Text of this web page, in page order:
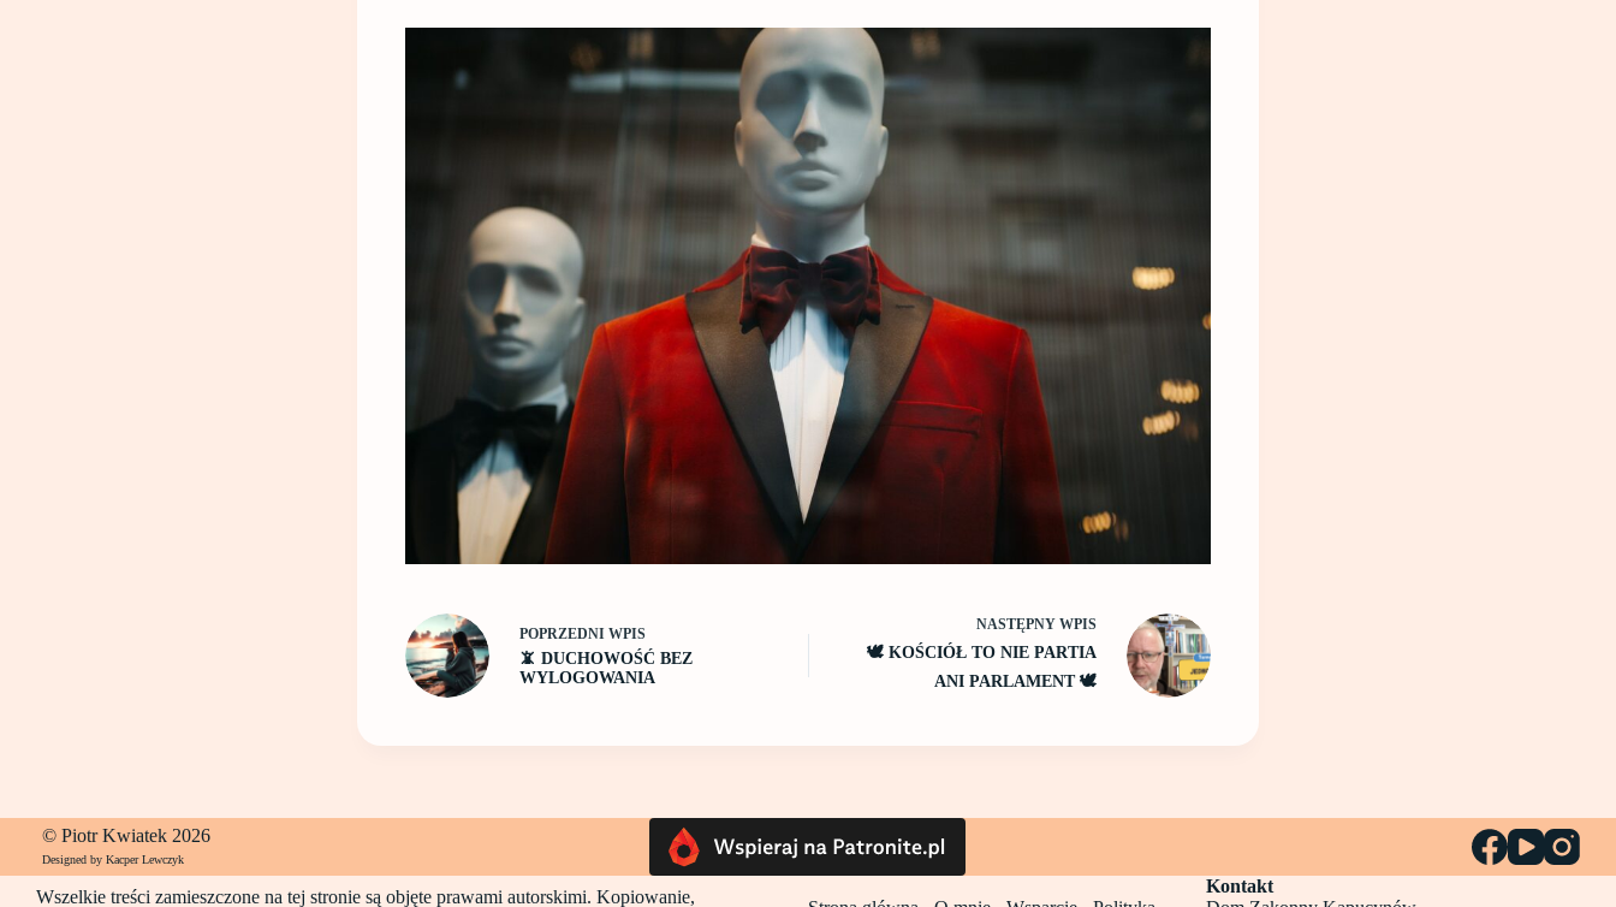
POPRZEDNI WPIS
📵 DUCHOWOŚĆ BEZ
WYLOGOWANIA
NASTĘPNY WPIS
🕊️ KOŚCIÓŁ TO NIE PARTIA
ANI PARLAMENT 🕊️
© Piotr Kwiatek 2026
Designed by Kacper Lewczyk
Wszelkie treści zamieszczone na tej stronie są objęte prawami autorskimi. Kopiowanie,
Kontakt